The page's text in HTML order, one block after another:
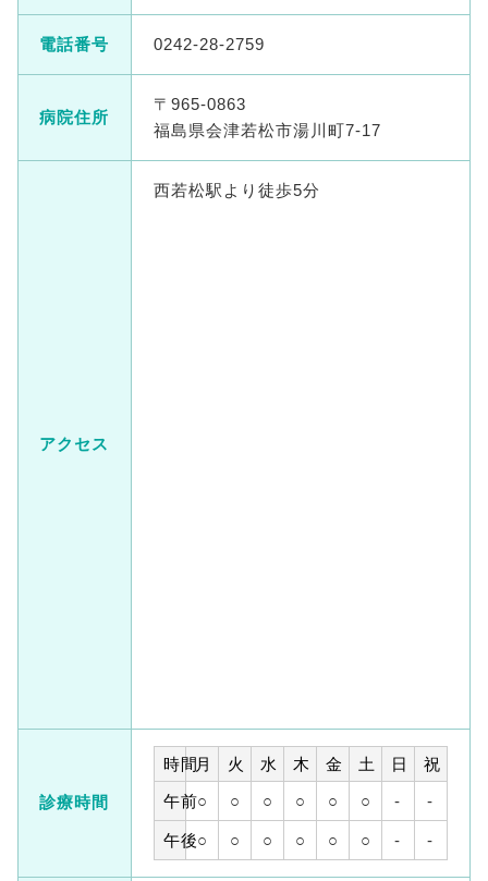
電話番号 0242-28-2759
病院住所
〒965-0863
福島県会津若松市湯川町7-17
アクセス
西若松駅より徒歩5分
診療時間
時間月 火 水 木 金 土 日
祝
午前○ ○ ○ ○ ○ ○ - -
午後○ ○ ○ ○ ○ ○ - -